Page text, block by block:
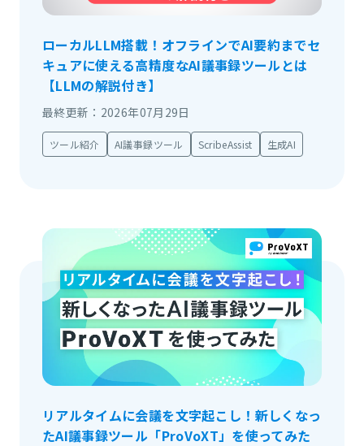
ローカルLLM搭載！オフラインでAI要約までセ
キュアに使える高精度なAI議事録ツールとは
【LLMの解説付き】
最終更新：2026年07月29日
ツール紹介 AI議事録ツール ScribeAssist 生成AI
リアルタイムに会議を文字起こし！新しくなっ
たAI議事録ツール「ProVoXT」を使ってみた